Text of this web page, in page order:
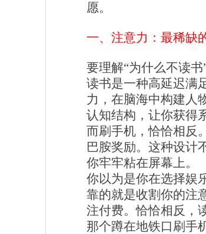
愿。
一、注意力：最稀缺
要理解“为什么不读书
读书是一种高延迟满
力，在脑海中构建人
认知结构，让你获得
而刷手机，恰恰相反
巴胺奖励。这种设计
你牢牢粘在屏幕上。
你以为是你在选择娱
靠的就是收割你的注
注付费。恰恰相反，
那个蹲在地铁口刷手